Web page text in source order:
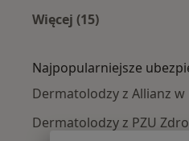
Więcej (15)
Najpopularniejsze
Dermatolodzy z Allianz w
Dermatolodzy z PZU